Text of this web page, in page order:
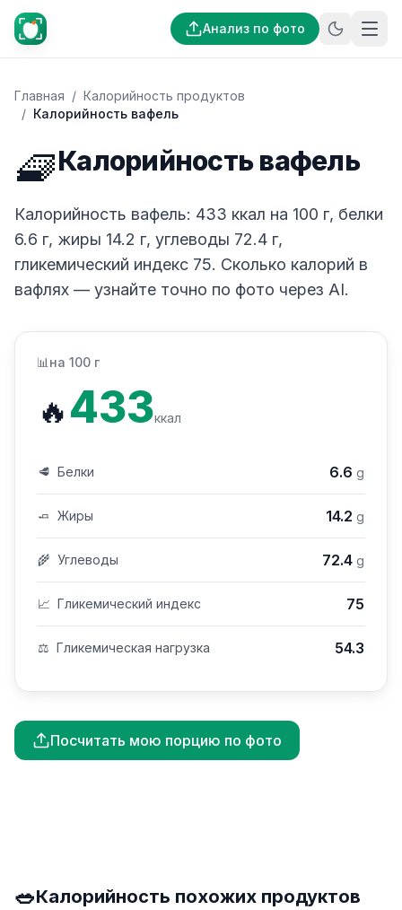
Анализ по фото
Главная / Калорийность продуктов
/ Калорийность вафель
🧇Калорийность вафель
Калорийность вафель: 433 ккал на 100 г, белки
6.6 г, жиры 14.2 г, углеводы 72.4 г,
гликемический индекс 75. Сколько калорий в
вафлях — узнайте точно по фото через AI.
📊 на 100 г
🔥433ккал
🥩 Белки 6.6 g
🧈 Жиры 14.2 g
🌾 Углеводы 72.4 g
📈 Гликемический индекс 75
⚖️ Гликемическая нагрузка 54.3
Посчитать мою порцию по фото
🥗Калорийность похожих продуктов